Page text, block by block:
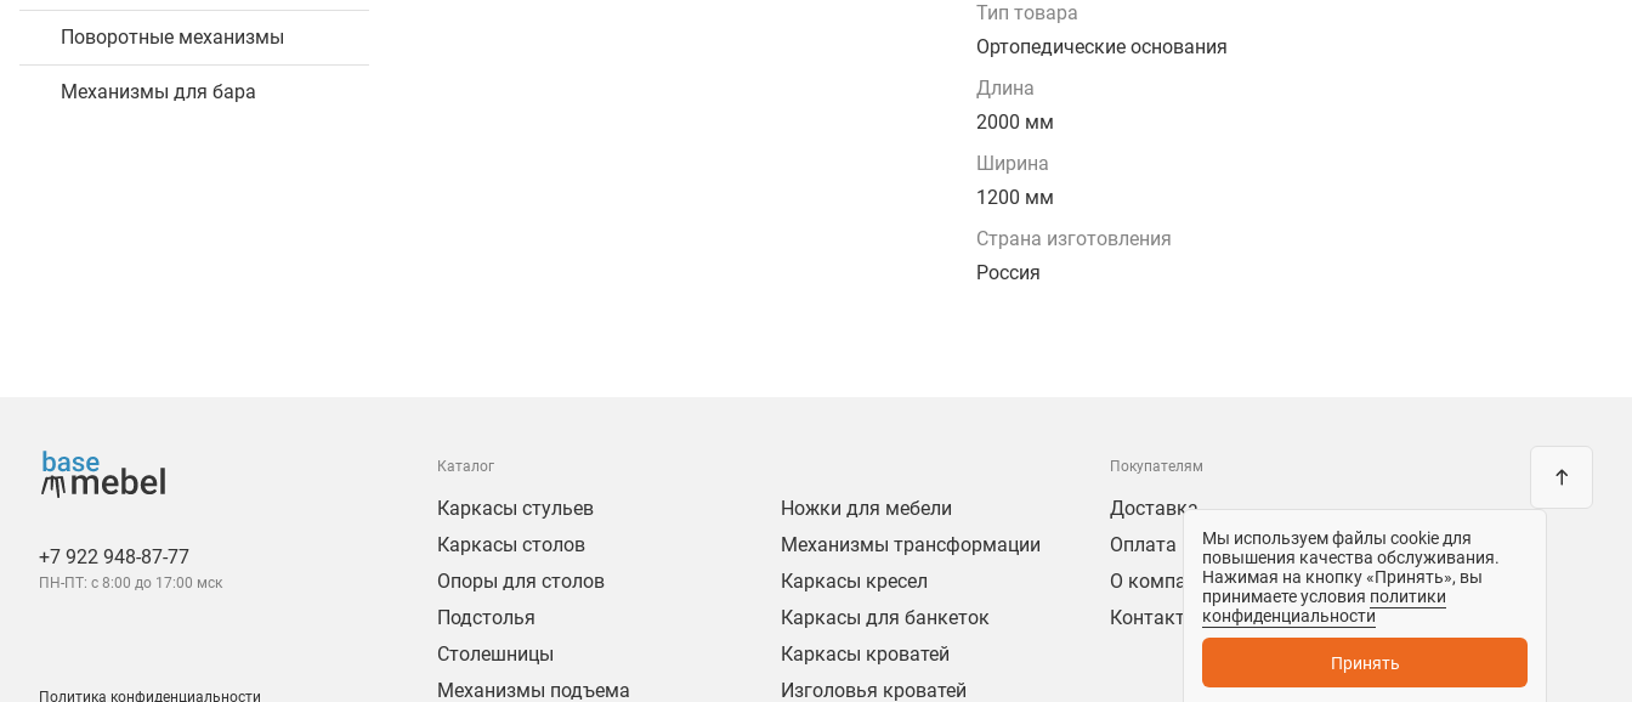
Поворотные механизмы
Механизмы для бара
Тип товара
Ортопедические основания
Длина
2000 мм
Ширина
1200 мм
Страна изготовления
Россия
+7 922 948-87-77
ПН-ПТ: с 8:00 до 17:00 мск
Каталог
Каркасы стульев
Каркасы столов
Опоры для столов
Подстолья
Столешницы
Механизмы подъема
Ножки для мебели
Механизмы трансформации
Каркасы кресел
Каркасы для банкеток
Каркасы кроватей
Изголовья кроватей
Покупателям
Доставка
Оплата
О компании
Контакты
Политика конфиденциальности
Мы используем файлы cookie для
повышения качества обслуживания.
Нажимая на кнопку «Принять», вы
принимаете условия политики
конфиденциальности
Принять